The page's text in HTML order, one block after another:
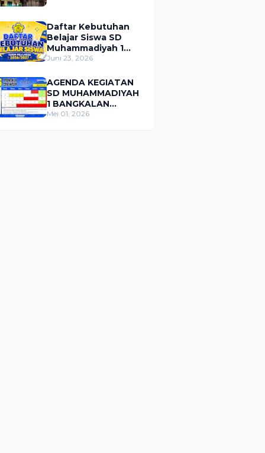
Daftar Kebutuhan
Belajar Siswa SD
Muhammadiyah 1
Bangkalan Tahun
Juni 23, 2026
AGENDA KEGIATAN
SD MUHAMMADIYAH
1 BANGKALAN
BULAN MEI 2026
Mei 01, 2026